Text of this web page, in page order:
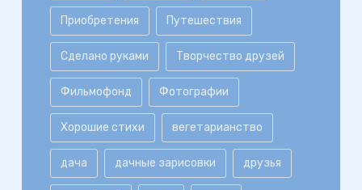
Приобретения Путешествия
Сделано руками Творчество друзей
Фильмофонд Фотографии
Хорошие стихи вегетарианство
дача дачные зарисовки друзья